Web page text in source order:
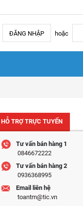
ĐĂNG NHẬP hoặc
HỖ TRỢ TRỰC TUYẾN
Tư vấn bán hàng 1
0846672222
Tư vấn bán hàng 2
0936368995
Email liên hệ
toantm@tic.vn